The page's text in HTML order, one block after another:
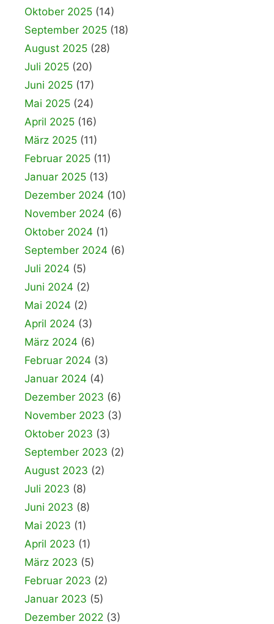
Oktober 2025 (14)
September 2025 (18)
August 2025 (28)
Juli 2025 (20)
Juni 2025 (17)
Mai 2025 (24)
April 2025 (16)
März 2025 (11)
Februar 2025 (11)
Januar 2025 (13)
Dezember 2024 (10)
November 2024 (6)
Oktober 2024 (1)
September 2024 (6)
Juli 2024 (5)
Juni 2024 (2)
Mai 2024 (2)
April 2024 (3)
März 2024 (6)
Februar 2024 (3)
Januar 2024 (4)
Dezember 2023 (6)
November 2023 (3)
Oktober 2023 (3)
September 2023 (2)
August 2023 (2)
Juli 2023 (8)
Juni 2023 (8)
Mai 2023 (1)
April 2023 (1)
März 2023 (5)
Februar 2023 (2)
Januar 2023 (5)
Dezember 2022 (3)